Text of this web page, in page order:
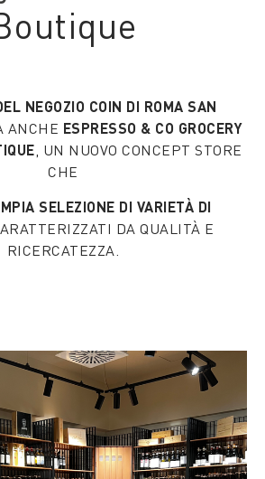
NEGOZIO COIN DI ROMA SAN
ANCHE ESPRESSO & CO GROCERY
, UN NUOVO CONCEPT STORE
CHE
SELEZIONE DI VARIETÀ DI
DA QUALITÀ E
RICERCATEZZA.